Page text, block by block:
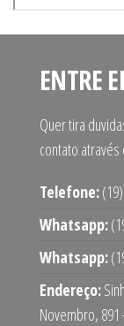
ENTRE
Quer tira
contato através
Telefone:
Whatsapp:
Whatsapp:
Endereço:
Novembro, 891